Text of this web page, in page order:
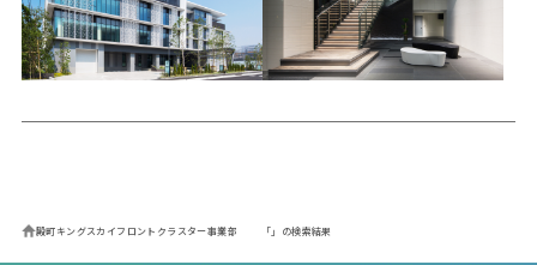
殿町キングスカイフロントクラスター事業部 「」の検索結果